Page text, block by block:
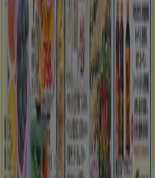
México
Brasil
United States
Chile
Portugal
Norge
Österreich
South Africa
Canada
한국
Belgique
România
Maroc
Magyarország